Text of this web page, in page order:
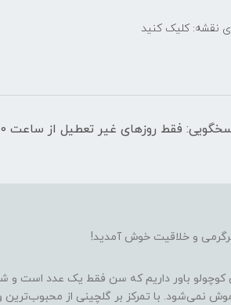
نقشه: کلیک کنید
و خلاقیت خوش آمدید!
کوچولو باور داریم که سن فقط یک عدد است و
نمی‌شود. با تمرکز بر گلچینی از